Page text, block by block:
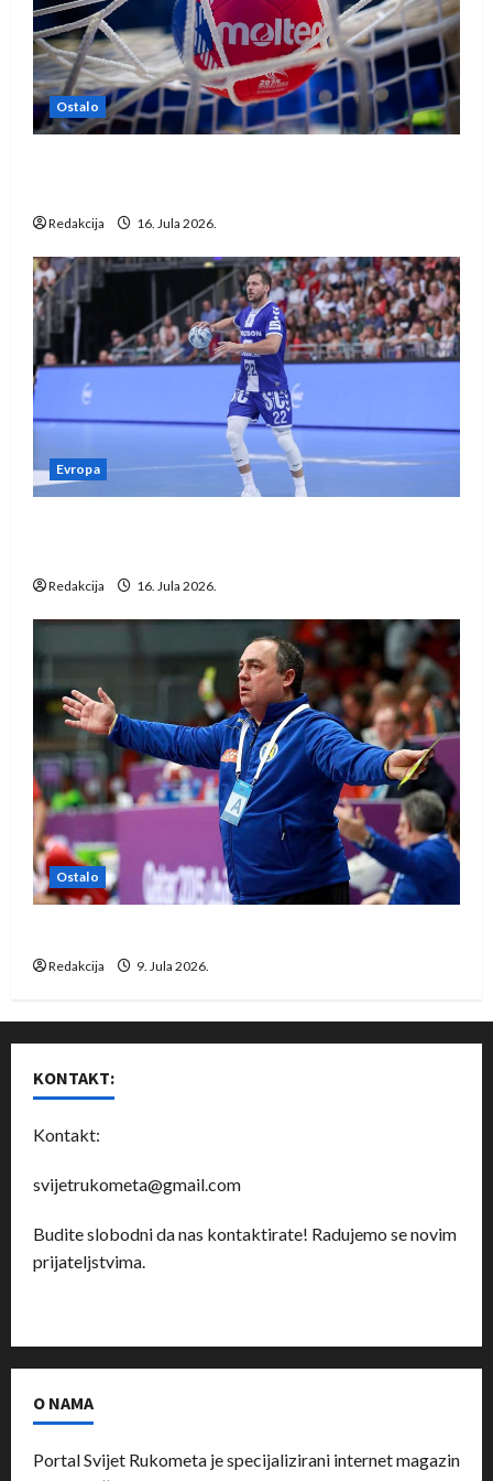
Ostalo
Redakcija 16. Jula 2026.
Evropa
Redakcija 16. Jula 2026.
Ostalo
Redakcija 9. Jula 2026.
KONTAKT:
Kontakt:
svijetrukometa@gmail.com
Budite slobodni da nas kontaktirate! Radujemo se novim
prijateljstvima.
O NAMA
Portal Svijet Rukometa je specijalizirani internet magazin